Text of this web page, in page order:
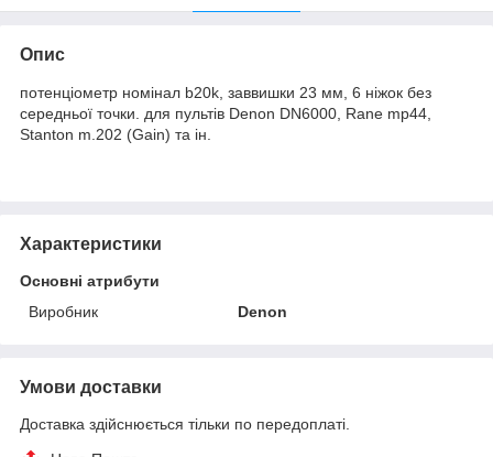
Опис
потенціометр номінал b20k, заввишки 23 мм, 6 ніжок без
середньої точки. для пультів Denon DN6000, Rane mp44,
Stanton m.202 (Gain) та ін.
Характеристики
Основні атрибути
Виробник
Denon
Умови доставки
Доставка здійснюється тільки по передоплаті.